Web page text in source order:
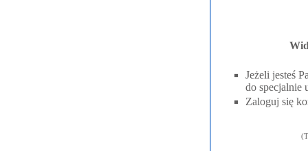
Jeżeli jesteś
do specjalnie
Zaloguj się